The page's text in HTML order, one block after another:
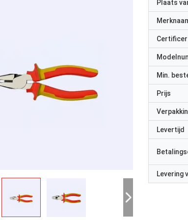
Plaats
Min.
Prijs
Levertijd
Levering